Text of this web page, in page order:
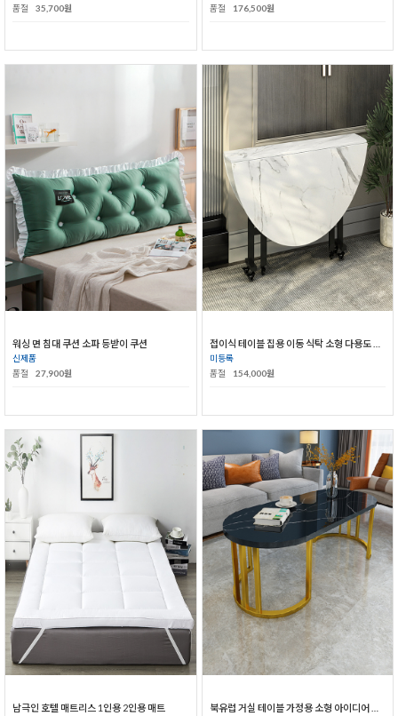
품절
35,700원
품절
176,500원
워싱 면 침대 쿠션 소파 등받이 쿠션
신제품
품절
27,900원
미등록
품절
154,000원
남극인 호텔 매트리스 1인용 2인용 매트